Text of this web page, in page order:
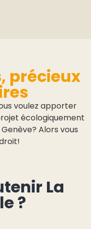
précieux
voulez apporter
écologiquement
Alors vous
La
?